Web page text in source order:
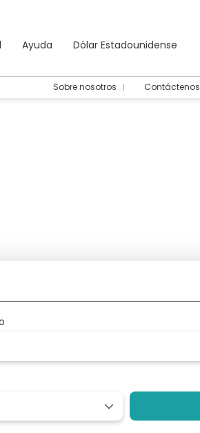
Ayuda Dólar Estadounidense
Sobre nosotros Contáctenos